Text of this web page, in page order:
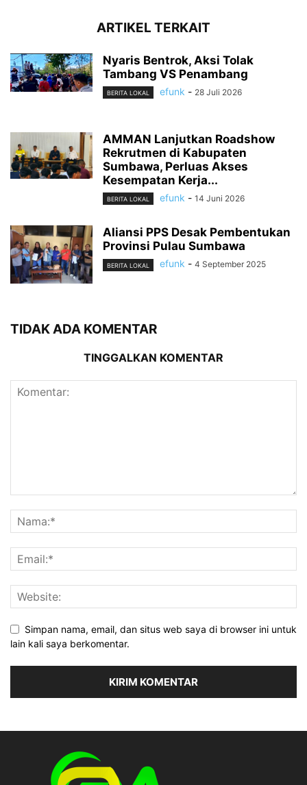
ARTIKEL TERKAIT
Nyaris Bentrok, Aksi Tolak
Tambang VS Penambang
BERITA LOKAL efunk - 28 Juli 2026
AMMAN Lanjutkan Roadshow
Rekrutmen di Kabupaten
Sumbawa, Perluas Akses
Kesempatan Kerja...
BERITA LOKAL efunk - 14 Juni 2026
Aliansi PPS Desak Pembentukan
Provinsi Pulau Sumbawa
BERITA LOKAL efunk - 4 September 2025
TIDAK ADA KOMENTAR
TINGGALKAN KOMENTAR
Simpan nama, email, dan situs web saya di browser ini untuk
lain kali saya berkomentar.